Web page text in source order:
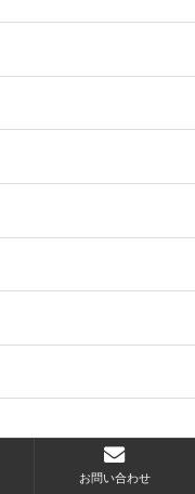
お問い合わせ